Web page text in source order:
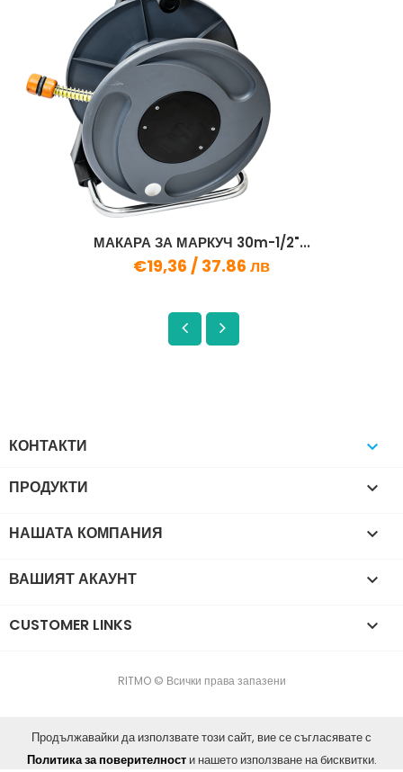
МАКАРА ЗА МАРКУЧ 30m-1/2"...
€19,36 / 37.86 лв
КОНТАКТИ 
ПРОДУКТИ 
НАШАТА КОМПАНИЯ 
ВАШИЯТ АКАУНТ 
CUSTOMER LINKS 
RITMO © Всички права запазени
Продължавайки да използвате този сайт, вие се съгласявате с
Политика за поверителности нашето използване на бисквитки.